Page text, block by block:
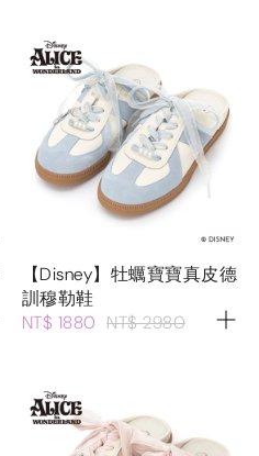
【Disney】牡蠣寶寶真皮德
訓穆勒鞋
NT$ 1880 NT$ 2980